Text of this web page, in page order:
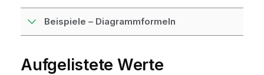
Beispiele – Diagrammformeln
Aufgelistete Werte